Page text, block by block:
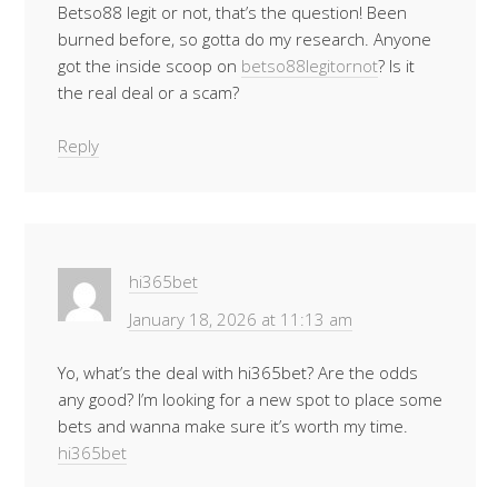
Betso88 legit or not, that’s the question! Been
burned before, so gotta do my research. Anyone
got the inside scoop on betso88legitornot? Is it
the real deal or a scam?
Reply
hi365bet
January 18, 2026 at 11:13 am
Yo, what’s the deal with hi365bet? Are the odds
any good? I’m looking for a new spot to place some
bets and wanna make sure it’s worth my time.
hi365bet